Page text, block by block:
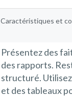
Caractéristiques et
Présentez des
des rapports.
structuré.
et des tableaux